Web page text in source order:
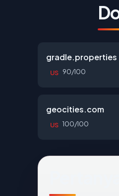
gradle.properties
US 90/100
geocities.com
US 100/100